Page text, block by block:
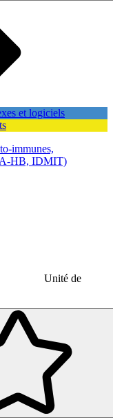
et logiciels
immunes,
HB, IDMIT)
Unité de